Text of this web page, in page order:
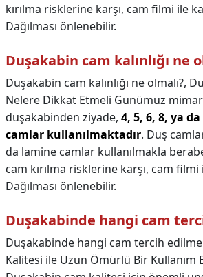
kırılma risklerine karşı, cam filmi ile
Dağılması önlenebilir.
Duşakabin cam kalınlığı ne
Duşakabin cam kalınlığı ne olmalı?,
Nelere Dikkat Etmeli Günümüz
duşakabinden ziyade, 4, 5, 6, 8, ya
camlar kullanılmaktadır. Duş
da lamine camlar kullanılmakla
cam kırılma risklerine karşı, cam
Dağılması önlenebilir.
Duşakabinde hangi cam
Duşakabinde hangi cam tercih
Kalitesi ile Uzun Ömürlü Bir Kullanım